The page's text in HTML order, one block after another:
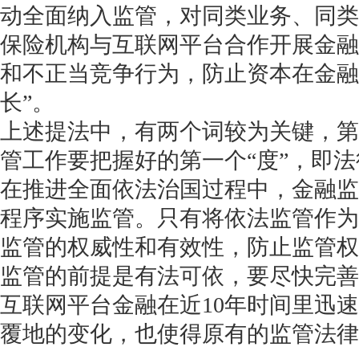
动全面纳入监管，对同类业务、同
保险机构与互联网平台合作开展金
和不正当竞争行为，防止资本在金
长”。
上述提法中，有两个词较为关键，
管工作要把握好的第一个“度”，即
在推进全面依法治国过程中，金融
程序实施监管。只有将依法监管作
监管的权威性和有效性，防止监管
监管的前提是有法可依，要尽快完
互联网平台金融在近10年时间里迅
覆地的变化，也使得原有的监管法
获得产品报价方案